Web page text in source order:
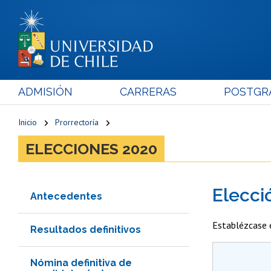
ADMISIÓN CARRERAS
Inicio Prorrectoría
ELECCIONES 2020
Antecedentes
Resultados definitivos
Nómina definitiva de
Establézcase